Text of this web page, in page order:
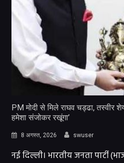
PM मोदी से मिले राघव चड्ढा, तस्वीर
हमेशा संजोकर रखूंगा’
8 अगस्त, 2026 swuser
नई दिल्ली। भारतीय जनता पार्टी